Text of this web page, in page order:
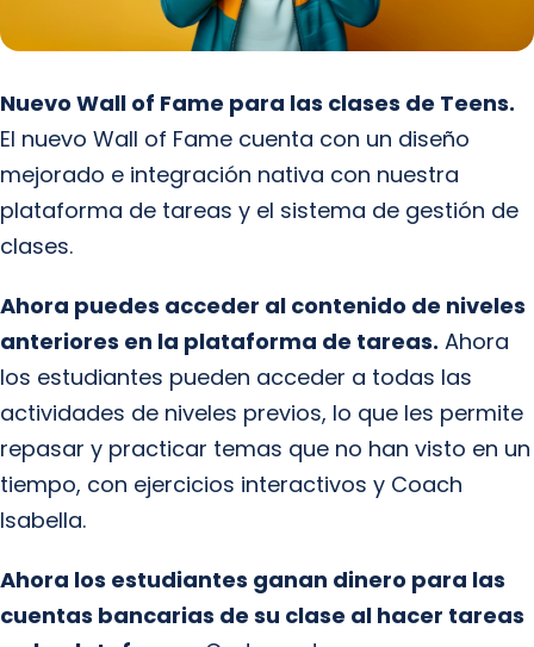
Nuevo Wall of Fame para las clases de Teens.
El nuevo Wall of Fame cuenta con un diseño
mejorado e integración nativa con nuestra
plataforma de tareas y el sistema de gestión de
clases.
Ahora puedes acceder al contenido de niveles
anteriores en la plataforma de tareas. Ahora
los estudiantes pueden acceder a todas las
actividades de niveles previos, lo que les permite
repasar y practicar temas que no han visto en un
tiempo, con ejercicios interactivos y Coach
Isabella.
Ahora los estudiantes ganan dinero para las
cuentas bancarias de su clase al hacer tareas